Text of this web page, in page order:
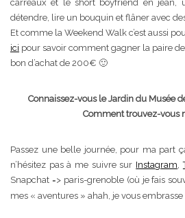
carreaux et le short boyfriend en jean,
détendre, lire un bouquin et flâner avec
Et comme la Weekend Walk c’est aussi
ici pour savoir comment gagner la paire
bon d’achat de 200€ 🙂
Connaissez-vous le Jardin du Musée
Comment trouvez-vous
Passez une belle journée, pour ma part
n’hésitez pas à me suivre sur Instagram ,
Snapchat => paris-grenoble (où je fais
mes « aventures » ahah, je vous embrasse